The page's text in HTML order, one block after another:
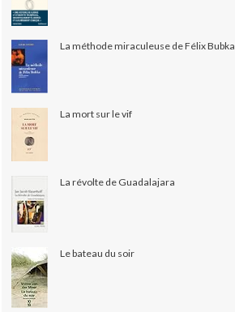
La méthode miraculeuse de Félix Bubka
La mort sur le vif
La révolte de Guadalajara
Le bateau du soir